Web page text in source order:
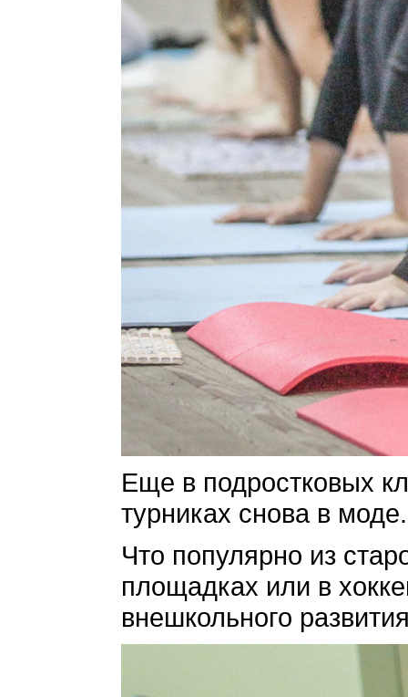
Еще в подростковых
турниках снова в моде.
Что популярно из
площадках или в
внешкольного